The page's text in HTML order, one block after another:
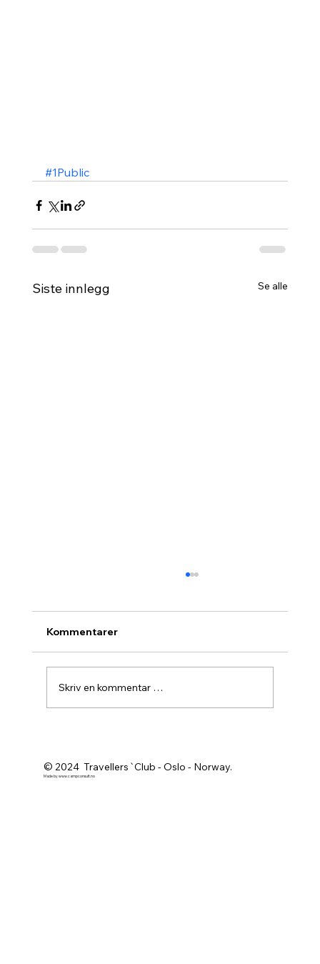
#1Public
Siste innlegg Se alle
Kommentarer
Skriv en kommentar …
© 2024 Travellers`Club - Oslo - Norway.
Made bywww.campconsult.no